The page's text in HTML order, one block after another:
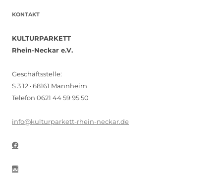
KONTAKT
KULTURPARKETT
Rhein-Neckar e.V.
Geschäftsstelle:
S 3 12 · 68161 Mannheim
Telefon 0621 44 59 95 50
info@kulturparkett-rhein-neckar.de